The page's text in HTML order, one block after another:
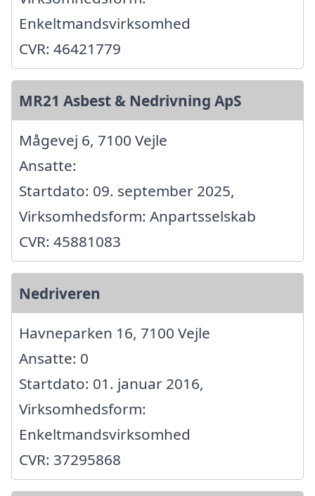
Enkeltmandsvirksomhed
CVR: 46421779
MR21 Asbest & Nedrivning ApS
Mågevej 6, 7100 Vejle
Ansatte:
Startdato: 09. september 2025,
Virksomhedsform: Anpartsselskab
CVR: 45881083
Nedriveren
Havneparken 16, 7100 Vejle
Ansatte: 0
Startdato: 01. januar 2016,
Virksomhedsform:
Enkeltmandsvirksomhed
CVR: 37295868